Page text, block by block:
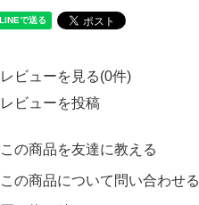
レビューを見る(0件)
レビューを投稿
この商品を友達に教える
この商品について問い合わせる